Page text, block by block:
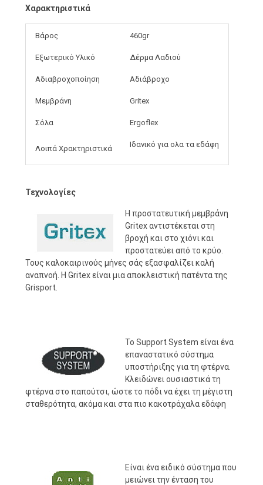
Χαρακτηριστικά
Βάρος 460gr
Εξωτερικό Υλικό Δέρμα Λαδιού
Αδιαβροχοποίηση Αδιάβροχο
Μεμβράνη Gritex
Σόλα Ergoflex
Λοιπά Χρακτηριστικά Ιδανικό για ολα τα εδάφη
Τεχνολογίες
Η προστατευτική μεμβράνη
Gritex αντιστέκεται στη
βροχή και στο χιόνι και
προστατεύει από το κρύο.
Τους καλοκαιρινούς μήνες σάς εξασφαλίζει καλή
αναπνοή. Η Gritex είναι μια αποκλειστική πατέντα της
Grisport.
Το Support System είναι ένα
επαναστατικό σύστημα
υποστήριξης για τη φτέρνα.
Κλειδώνει ουσιαστικά τη
φτέρνα στο παπούτσι, ώστε το πόδι να έχει τη μέγιστη
σταθερότητα, ακόμα και στα πιο κακοτράχαλα εδάφη
Είναι ένα ειδικό σύστημα που
μειώνει την ένταση του